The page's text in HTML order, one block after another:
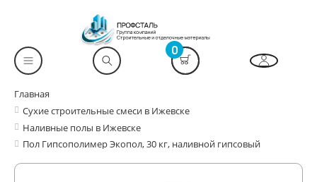
0
Главная
Сухие строительные смеси в Ижевске
Наливные полы в Ижевске
Пол Гипсополимер Экопол, 30 кг, наливной гипсовый